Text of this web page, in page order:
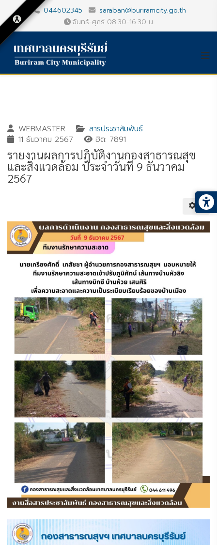
044602345
saraban@buriramcity.go.th
จันทร์-ศุกร์ 08.30-16.30 น.
WEBMASTER
สารประชาสัมพันธ์
11 ธันวาคม 2567
ฮิต: 7891
รายงานผลการปฎิบัติงานกองสาธารณสุข
และสิ่งแวดล้อม ประจำวันที่ 9 ธันวาคม
2567